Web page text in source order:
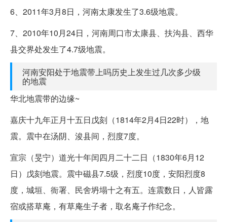
6、2011年3月8日，河南太康发生了3.6级地震。
7、2010年10月24日，河南周口市太康县、扶沟县、西华
县交界处发生了4.7级地震。
河南安阳处于地震带上吗历史上发生过几次多少级
的地震
华北地震带的边缘~
嘉庆十九年正月十五日戊刻（1814年2月4日22时），地
震。震中在汤阴、浚县间，烈度7度。
宣宗（旻宁）道光十年闰四月二十二日（1830年6月12
日）戊刻地震。震中磁县7.5级，烈度10度，安阳烈度8
度，城垣、衙署、民舍坍塌十之有五。连震数日，人皆露
宿或搭草庵，有草庵生子者，取名庵子作纪念。